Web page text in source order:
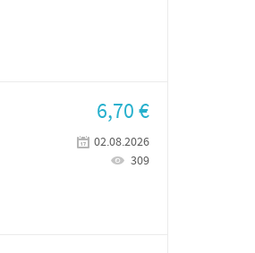
6,70€
02.08.2026
309